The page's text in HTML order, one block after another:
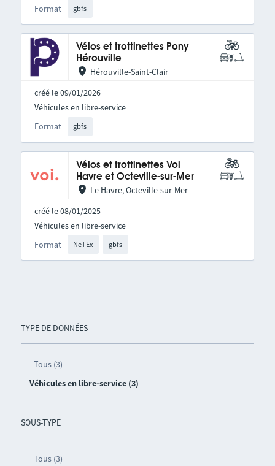
TYPE DE DONNÉES
Tous (3)
Véhicules en libre-service (3)
SOUS-TYPE
Tous (3)
Format gbfs
Vélos et trottinettes Pony
Hérouville
Hérouville-Saint-Clair
créé le 09/01/2026
Format gbfs
Véhicules en libre-service
Vélos et trottinettes Voi
Havre et Octeville-sur-Mer
Le Havre, Octeville-sur-Mer
créé le 08/01/2025
Format NeTEx gbfs
Véhicules en libre-service